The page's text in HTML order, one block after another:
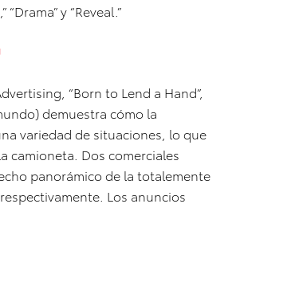
“Drama” y “Reveal.”
“Born to Lend a Hand”,
demuestra cómo la
variedad de situaciones, lo que
camioneta. Dos comerciales
panorámico de la totalemente
Los anuncios